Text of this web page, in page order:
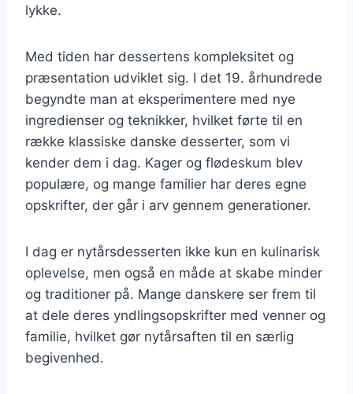
lykke.
Med tiden har dessertens kompleksitet og
præsentation udviklet sig. I det 19. århundrede
begyndte man at eksperimentere med nye
ingredienser og teknikker, hvilket førte til en
række klassiske danske desserter, som vi
kender dem i dag. Kager og flødeskum blev
populære, og mange familier har deres egne
opskrifter, der går i arv gennem generationer.
I dag er nytårsdesserten ikke kun en kulinarisk
oplevelse, men også en måde at skabe minder
og traditioner på. Mange danskere ser frem til
at dele deres yndlingsopskrifter med venner og
familie, hvilket gør nytårsaften til en særlig
begivenhed.